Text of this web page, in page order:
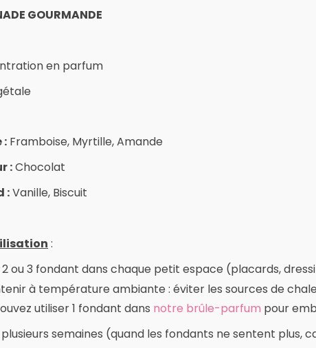
GOURMANDE
en parfum
: Framboise, Myrtille, Amande
:Chocolat
:Vanille, Biscuit
:
2 ou 3 fondant dans chaque petit espace (placards,
à température ambiante : éviter les sources de
utiliser 1 fondant dans notre brûle-parfum pour
plusieurs semaines (quand les fondants ne sentent plus,